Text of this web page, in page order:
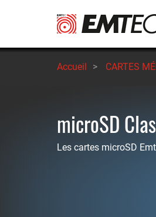
principal
Accueil > CARTES
microSD
Les cartes microSD